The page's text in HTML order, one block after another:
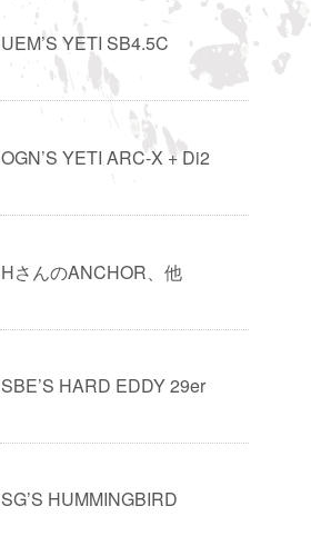
UEM’S YETI SB4.5C
OGN’S YETI ARC-X + Di2
HさんのANCHOR、他
SBE’S HARD EDDY 29er
SG’S HUMMINGBIRD